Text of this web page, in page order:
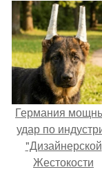
Германия
удар по
"Дизайнерской
Жестокости